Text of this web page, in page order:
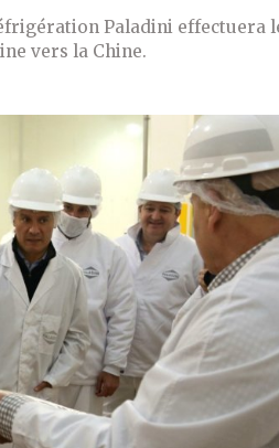
Paladini effectuera
vers la Chine.